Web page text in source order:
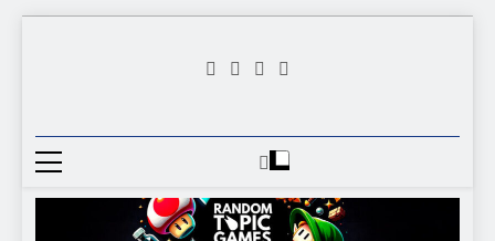
Random
Games
Videojuego Favorito